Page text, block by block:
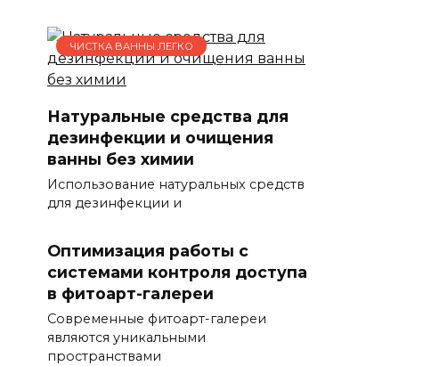
ЧИСТКА ВАННЫ ЛЕГКО
Натуральные средства для
дезинфекции и очищения
ванны без химии
Использование натуральных средств
для дезинфекции и
Оптимизация работы с
системами контроля доступа
в фитоарт-галереи
Современные фитоарт-галереи
являются уникальными
пространствами